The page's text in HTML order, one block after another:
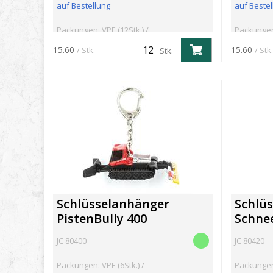
auf Bestellung
Packungen: VPE (12Stk.) /
Mindestbestellmenge: 12Stk.
Stk.
15.60 / Stk.
auf
15.60 / Stk.
Schlüsselanhänger
PistenBully 400
JC 80400
Packungen: VPE (6Stk.) /
JC 80420